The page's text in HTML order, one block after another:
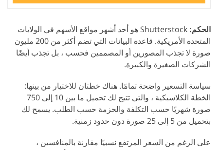
الحكم:
Shutterstock هو أحد أشهر مواقع الأسهم في الولايات
المتحدة الأمريكية. قاعدة البيانات التي تضم أكثر من 200 مليون
صورة لا تجذب المصورين أو المصممين فحسب ، بل تجذب أيضًا
الشركات الصغيرة والكبيرة.
سياسة التسعير واضحة تمامًا. هناك خطتان للاختيار من بينها:
الخطة الكلاسيكية ، والتي تتيح لك تحميل ما بين 10 إلى 750
صورة شهريًا حسب التكلفة والحزمة حسب الطلب. يسمح لك
بتحميل من 5 إلى 25 صورة دون حدود زمنية.
على الرغم من السعر المرتفع نسبيًا مقارنة بالمنافسين ،